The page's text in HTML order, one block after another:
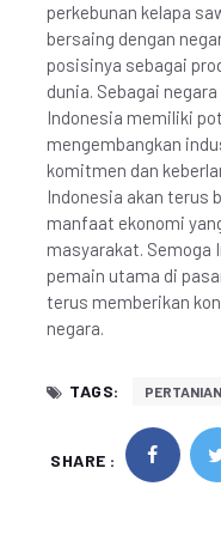
perkebunan kelapa
bersaing dengan
posisinya sebagai
dunia. Sebagai
Indonesia memiliki
mengembangkan
komitmen dan
Indonesia akan terus
manfaat ekonomi
masyarakat. Semoga
pemain utama di
terus memberikan
negara.
TAGS: PERTANIAN
SHARE :